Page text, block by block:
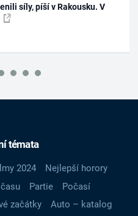
síly, píší v Rakousku. V
témata
2024
Nejlepší horory
Partie
Počasí
začátky
Auto – katalog